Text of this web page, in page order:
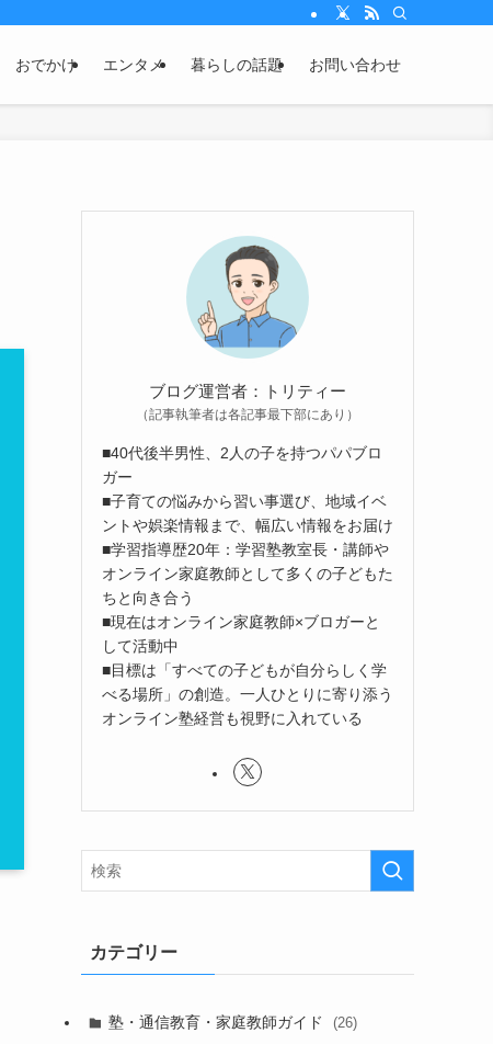
おでかけ エンタメ 暮らしの話題 お問い合わせ
ブログ運営者：トリティー
（記事執筆者は各記事最下部にあり）
■40代後半男性、2人の子を持つパパブロ
ガー
■子育ての悩みから習い事選び、地域イベ
ントや娯楽情報まで、幅広い情報をお届け
■学習指導歴20年：学習塾教室長・講師や
オンライン家庭教師として多くの子どもた
ちと向き合う
■現在はオンライン家庭教師×ブロガーと
して活動中
■目標は「すべての子どもが自分らしく学
べる場所」の創造。一人ひとりに寄り添う
オンライン塾経営も視野に入れている
カテゴリー
塾・通信教育・家庭教師ガイド (26)